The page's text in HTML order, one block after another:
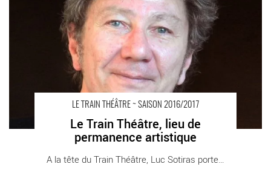
LE TRAIN THÉÂTRE ~ SAISON 2016/2017
Le Train Théâtre, lieu de
permanence artistique
A la tête du Train Théâtre, Luc Sotiras porte [...]